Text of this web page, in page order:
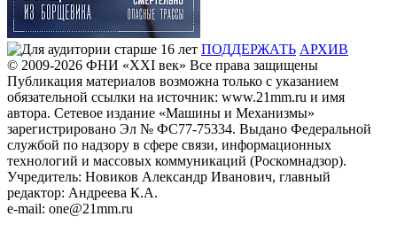
ПОДДЕРЖАТЬ АРХИВ
© 2009-2026 ФHИ «XXI век» Все права защищены
Публикация материалов возможна только с указанием
обязательной ссылки на источник: www.21mm.ru и имя
автора. Сетевое издание «Машины и Механизмы»
зарегистрировано Эл № ФС77-75334. Выдано Федеральной
службой по надзору в сфере связи, информационных
технологий и массовых коммуникаций (Роскомнадзор).
Учредитель: Новиков Александр Иванович, главный
редактор: Андреева К.А.
e-mail: one@21mm.ru